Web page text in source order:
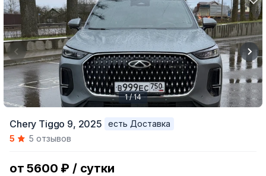
of
1 / 14
Chery Tiggo 9, 2025
есть Доставка
5
5 отзывов
от 5600 ₽ / сутки